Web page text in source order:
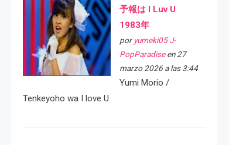
予報は I Luv U
1983年
por yumeki05 J-
PopParadiseen 27
marzo 2026 a las 3:44
Yumi Morio /
Tenkeyoho wa I love U